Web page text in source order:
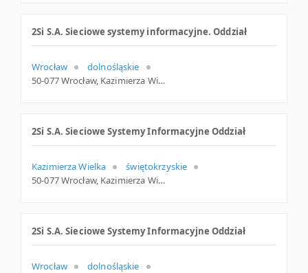
2Si S.A. Sieciowe systemy informacyjne. Oddział
Wrocław
dolnośląskie
50-077 Wrocław, Kazimierza Wielkiego 27, woj. Dolnośląskie, pow. Wrocław, gm. Wrocław
2Si S.A. Sieciowe Systemy Informacyjne Oddział
Kazimierza Wielka
świętokrzyskie
50-077 Wrocław, Kazimierza Wielkiego 27, dolnośląskie
2Si S.A. Sieciowe Systemy Informacyjne Oddział
Wrocław
dolnośląskie